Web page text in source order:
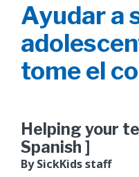
Ayudar a
tome el
Helping your
Spanish ]
By SickKids staff